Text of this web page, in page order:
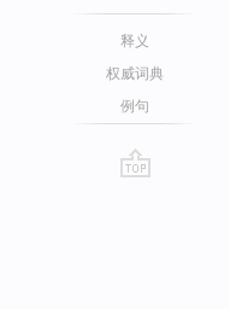
释义
权威词典
例句